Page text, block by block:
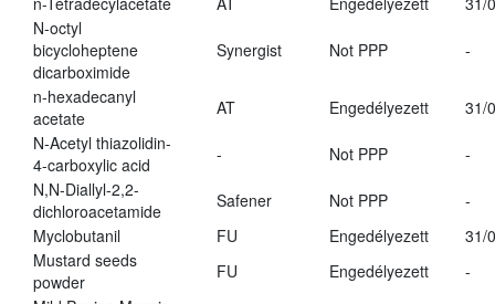
N-octyl
bicycloheptene
dicarboximide
Synergist Not PPP -
n-hexadecanyl
acetate
AT Engedélyezett
31/
N-Acetyl thiazolidin-
4-carboxylic acid
- Not PPP
-
N,N-Diallyl-2,2-
dichloroacetamide
Safener Not PPP
-
Myclobutanil
FU Engedélyezett
31/
Mustard seeds
powder
FU Engedélyezett
-